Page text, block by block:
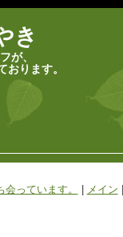
き
が、
ります。
っています。 メイン